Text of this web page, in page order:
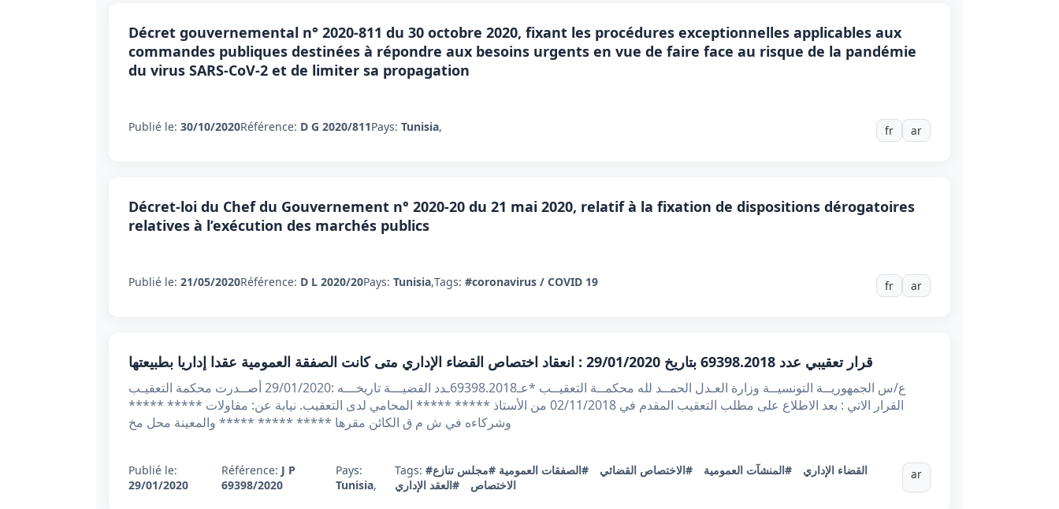
Décret gouvernemental n° 2020-811 du 30 octobre 2020, fixant les procédures exceptionnelles applicables aux
commandes publiques destinées à répondre aux besoins urgents en vue de faire face au risque de la pandémie
du virus SARS-CoV-2 et de limiter sa propagation
Publié le: 30/10/2020Référence: D G 2020/811Pays: Tunisia, fr ar
Décret-loi du Chef du Gouvernement n° 2020-20 du 21 mai 2020, relatif à la fixation de dispositions dérogatoires
relatives à l’exécution des marchés publics
Publié le: 21/05/2020Référence: D L 2020/20Pays: Tunisia,Tags: #coronavirus / COVID 19 fr ar
قرار تعقيبي عدد 69398.2018 بتاريخ 29/01/2020 : انعقاد اختصاص القضاء الإداري متى كانت الصفقة العمومية عقدا إداريا بطبيعتها
ع/س الجمهوريــة التونسيــة وزارة العـدل الحمــد لله محكمــة التعقيــب *عـ69398.2018ـدد القضيـــة تاريخـــه :29/01/2020 أصــدرت محكمة التعقيـب
القرار الاتي : بعد الاطلاع على مطلب التعقيب المقدم في 02/11/2018 من الأستاذ ***** ***** المحامي لدى التعقيب. نيابة عن: مقاولات ***** *****
وشركاءه في ش م ق الكائن مقرها ***** ***** ***** والمعينة محل مخ
Publié le:
29/01/2020
Référence: J P
69398/2020
Pays:
Tunisia,
Tags: #القضاء الإداري #المنشآت العمومية #الاختصاص القضائي #الصفقات العمومية #مجلس تنازع
الاختصاص
#العقد الإداري
ar